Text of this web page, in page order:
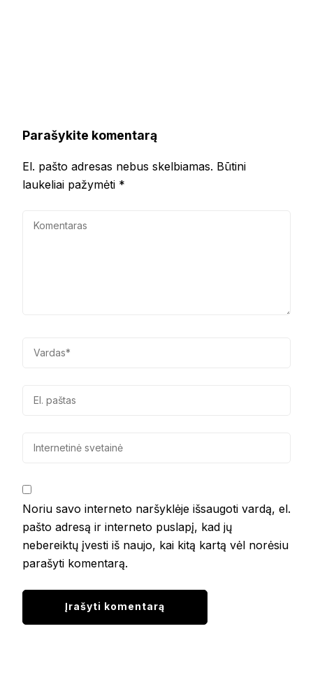
Parašykite komentarą
El. pašto adresas nebus skelbiamas. Būtini
laukeliai pažymėti *
Noriu savo interneto naršyklėje išsaugoti vardą, el.
pašto adresą ir interneto puslapį, kad jų
nebereiktų įvesti iš naujo, kai kitą kartą vėl norėsiu
parašyti komentarą.